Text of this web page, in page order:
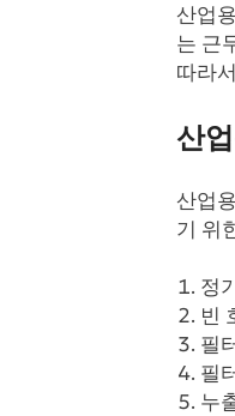
산업
는 근
따라
산
산업
기 위
정
빈
필
필
누